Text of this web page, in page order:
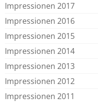
Impressionen 2017
Impressionen 2016
Impressionen 2015
Impressionen 2014
Impressionen 2013
Impressionen 2012
Impressionen 2011